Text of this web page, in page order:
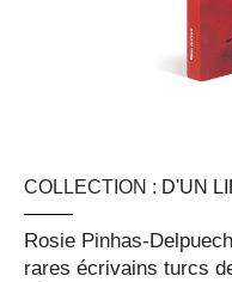
COLLECTION : D'UN
Rosie Pinhas-
rares écrivains turcs